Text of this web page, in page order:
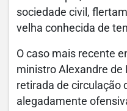
sociedade civil,
velha conhecida de
O caso mais recente
ministro Alexandre de
retirada de circulação
alegadamente